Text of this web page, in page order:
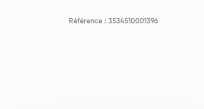
Référence : 3534510001396